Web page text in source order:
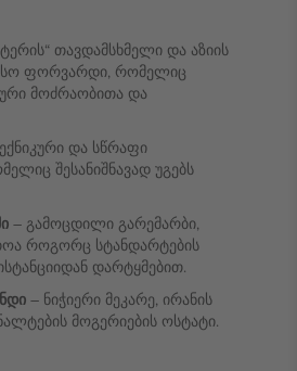
თავდამსხმელი და აზიის
ფორვარდი, რომელიც
მოძრაობითა და
და სწრაფი
შესანიშნავად უგებს
– გამოცდილი გარემარბი,
როგორც სტანდარტების
დარტყმებით.
– ნიჭიერი მეკარე, ირანის
მოგერიების ოსტატი.